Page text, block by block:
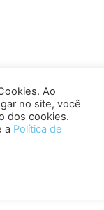
Ao
no site, você
dos cookies.
a Política de